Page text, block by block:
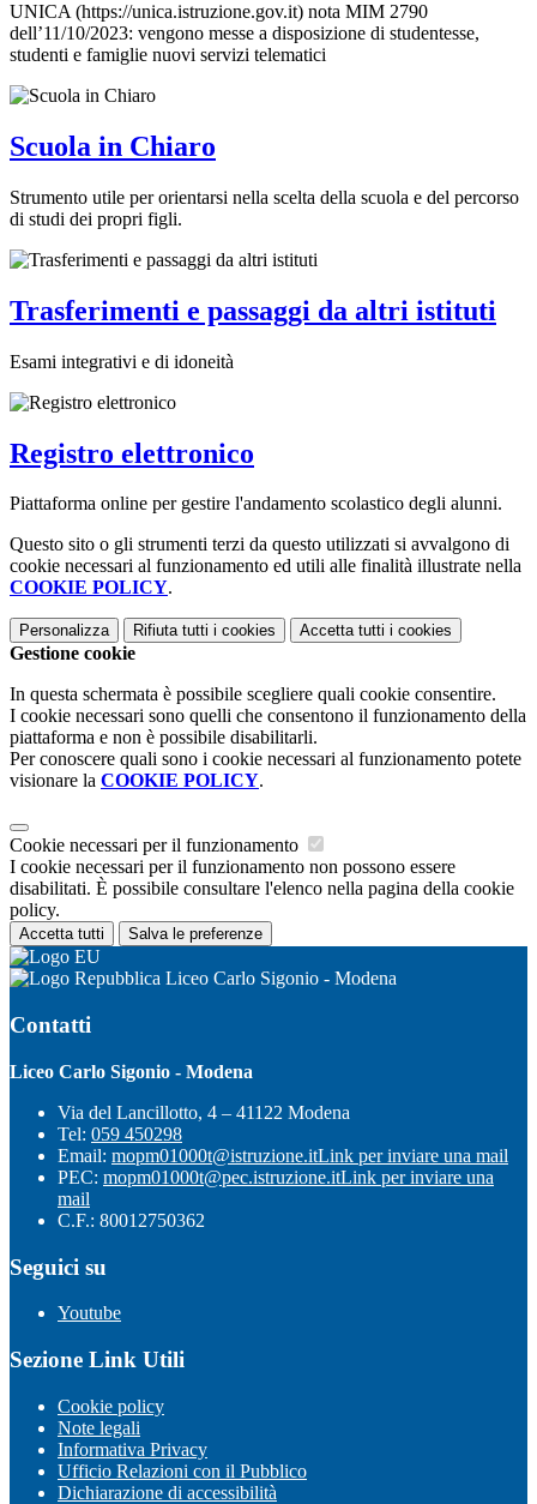
UNICA (https://unica.istruzione.gov.it) nota MIM 2790
dell’11/10/2023: vengono messe a disposizione di studentesse,
studenti e famiglie nuovi servizi telematici
Scuola in Chiaro
Strumento utile per orientarsi nella scelta della scuola e del percorso
di studi dei propri figli.
Trasferimenti e passaggi da altri istituti
Esami integrativi e di idoneità
Registro elettronico
Piattaforma online per gestire l'andamento scolastico degli alunni.
Questo sito o gli strumenti terzi da questo utilizzati si avvalgono di
cookie necessari al funzionamento ed utili alle finalità illustrate nella
COOKIE POLICY.
Personalizza Rifiuta tutti i cookies Accetta tutti i cookies
Gestione cookie
In questa schermata è possibile scegliere quali cookie consentire.
I cookie necessari sono quelli che consentono il funzionamento della
piattaforma e non è possibile disabilitarli.
Per conoscere quali sono i cookie necessari al funzionamento potete
visionare la COOKIE POLICY.
Cookie necessari per il funzionamento
I cookie necessari per il funzionamento non possono essere
disabilitati. È possibile consultare l'elenco nella pagina della cookie
policy.
Accetta tutti Salva le preferenze
Liceo Carlo Sigonio - Modena
Contatti
Liceo Carlo Sigonio - Modena
Via del Lancillotto, 4 – 41122 Modena
Tel: 059 450298
Email: mopm01000t@istruzione.itLink per inviare una mail
PEC: mopm01000t@pec.istruzione.itLink per inviare una
mail
C.F.: 80012750362
Seguici su
Youtube
Sezione Link Utili
Cookie policy
Note legali
Informativa Privacy
Ufficio Relazioni con il Pubblico
Dichiarazione di accessibilità